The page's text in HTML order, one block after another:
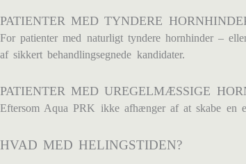
PATIENTER MED TYNDERE
For patienter med naturligt tyndere hornhinder –
af sikkert behandlingsegnede kandidater.
PATIENTER MED UREGELMÆSSIGE
Eftersom Aqua PRK ikke afhænger af at skabe en
HVAD MED HELINGSTIDEN?